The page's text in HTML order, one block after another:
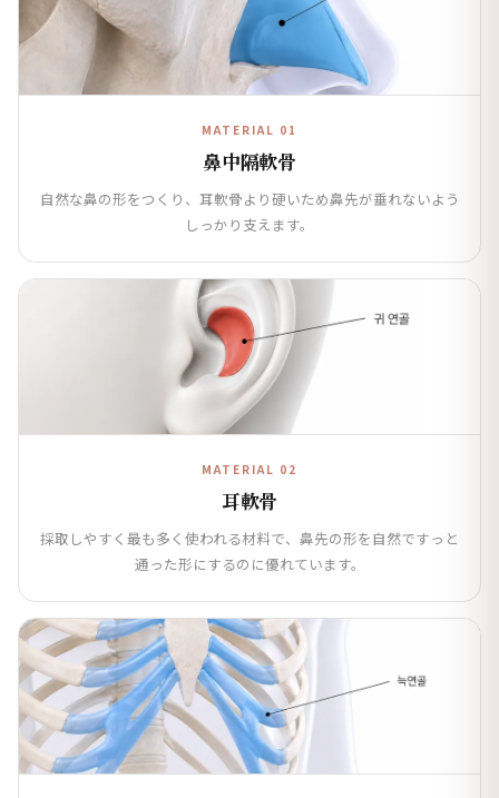
MATERIAL 01
鼻中隔軟骨
自然な鼻の形をつくり、耳軟骨より硬いため鼻先が垂れないよう
しっかり支えます。
MATERIAL 02
耳軟骨
採取しやすく最も多く使われる材料で、鼻先の形を自然ですっと
通った形にするのに優れています。